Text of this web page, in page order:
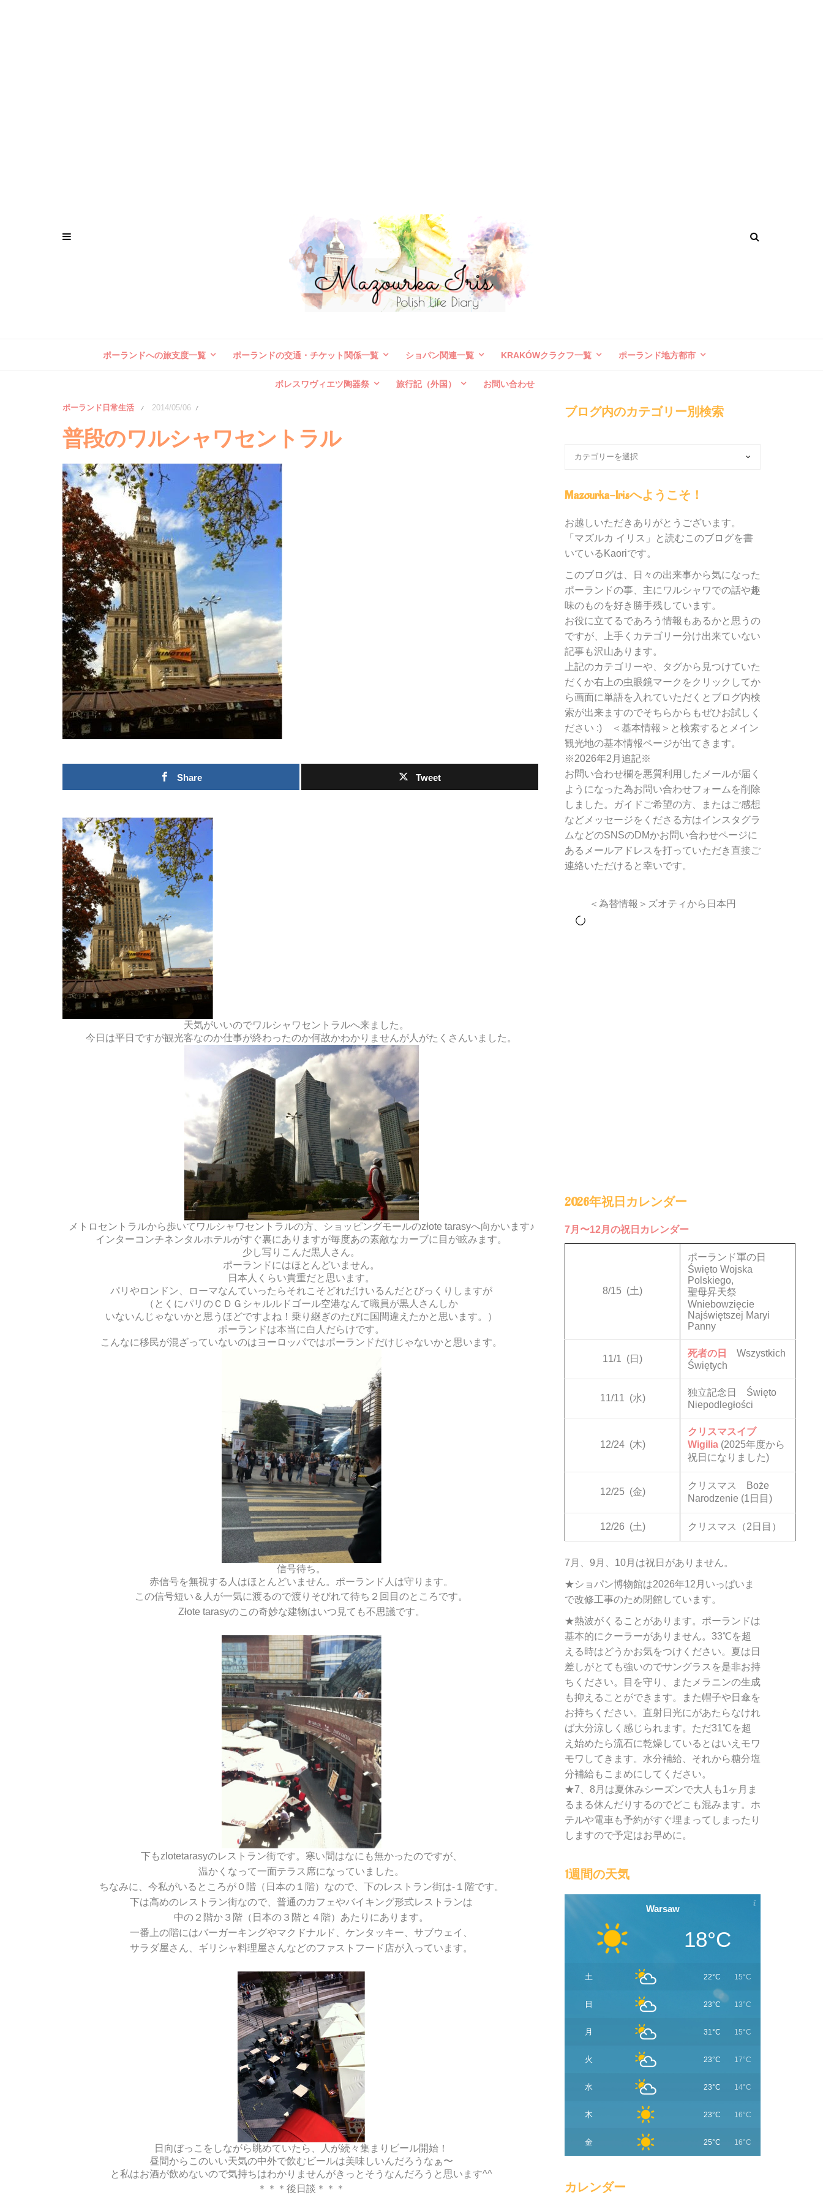
ポーランドへの旅支度一覧 ポーランドの交通・チケット関係一覧 ショパン関連一覧 KRAKÓWクラクフ一覧 ポーランド地方都市
ボレスワヴィエツ陶器祭 旅行記（外国） お問い合わせ
ポーランド日常生活 / 2014/05/06 /
普段のワルシャワセントラル
Share Tweet
天気がいいのでワルシャワセントラルへ来ました。
今日は平日ですが観光客なのか仕事が終わったのか何故かわかりませんが人がたくさんいました。
メトロセントラルから歩いてワルシャワセントラルの方、ショッピングモールのzłote tarasyへ向かいます♪
インターコンチネンタルホテルがすぐ裏にありますが毎度あの素敵なカーブに目が眩みます。
少し写りこんだ黒人さん。
ポーランドにはほとんどいません。
日本人くらい貴重だと思います。
パリやロンドン、ローマなんていったらそれこそどれだけいるんだとびっくりしますが
（とくにパリのＣＤＧシャルルドゴール空港なんて職員が黒人さんしか
いないんじゃないかと思うほどですよね！乗り継ぎのたびに国間違えたかと思います。）
ポーランドは本当に白人だらけです。
こんなに移民が混ざっていないのはヨーロッパではポーランドだけじゃないかと思います。
信号待ち。
赤信号を無視する人はほとんどいません。ポーランド人は守ります。
この信号短い＆人が一気に渡るので渡りそびれて待ち２回目のところです。
Złote tarasyのこの奇妙な建物はいつ見ても不思議です。
下もzlotetarasyのレストラン街です。寒い間はなにも無かったのですが、
温かくなって一面テラス席になっていました。
ちなみに、今私がいるところが０階（日本の１階）なので、下のレストラン街は‐１階です。
下は高めのレストラン街なので、普通のカフェやバイキング形式レストランは
中の２階か３階（日本の３階と４階）あたりにあります。
一番上の階にはバーガーキングやマクドナルド、ケンタッキー、サブウェイ、
サラダ屋さん、ギリシャ料理屋さんなどのファストフード店が入っています。
日向ぼっこをしながら眺めていたら、人が続々集まりビール開始！
昼間からこのいい天気の中外で飲むビールは美味しいんだろうなぁ〜
と私はお酒が飲めないので気持ちはわかりませんがきっとそうなんだろうと思います^^
＊＊＊後日談＊＊＊
ブログ内のカテゴリー別検索
内
の
テ
ゴ
リ
別
検
索
Mazourka-Irisへようこそ！
お越しいただきありがとうございます。
「マズルカ イリス」と読むこのブログを書
いているKaoriです。
このブログは、日々の出来事から気になった
ポーランドの事、主にワルシャワでの話や趣
味のものを好き勝手残しています。
お役に立てるであろう情報もあるかと思うの
ですが、上手くカテゴリー分け出来ていない
記事も沢山あります。
上記のカテゴリーや、タグから見つけていた
だくか右上の虫眼鏡マークをクリックしてか
ら画面に単語を入れていただくとブログ内検
索が出来ますのでそちらからもぜひお試しく
ださい :) ＜基本情報＞と検索するとメイン
観光地の基本情報ページが出てきます。
※2026年2月追記※
お問い合わせ欄を悪質利用したメールが届く
ようになった為お問い合わせフォームを削除
しました。ガイドご希望の方、またはご感想
などメッセージをくださる方はインスタグラ
ムなどのSNSのDMかお問い合わせページに
あるメールアドレスを打っていただき直接ご
連絡いただけると幸いです。
＜為替情報＞ズオティから日本円
2026年祝日カレンダー
7月〜12月の祝日カレンダー
8/15 (土)
ポーランド軍の日
Święto Wojska
Polskiego,
聖母昇天祭
Wniebowzięcie
Najświętszej Maryi
Panny
11/1 (日)
死者の日
Wszystkich
Świętych
11/11 (水)
独立記念日 Święto
Niepodległości
12/24 (木)
クリスマスイブ
Wigilia (2025年度から
祝日になりました)
12/25 (金)
クリスマス Boże
Narodzenie (1日目)
12/26 (土) クリスマス（2日目）
7月、9月、10月は祝日がありません。
★ショパン博物館は2026年12月いっぱいま
で改修工事のため閉館しています。
★熱波がくることがあります。ポーランドは
基本的にクーラーがありません。33℃を超
える時はどうかお気をつけください。夏は日
差しがとても強いのでサングラスを是非お持
ちください。目を守り、またメラニンの生成
も抑えることができます。また帽子や日傘を
お持ちください。直射日光にがあたらなけれ
ば大分涼しく感じられます。ただ31℃を超
え始めたら流石に乾燥しているとはいえモワ
モワしてきます。水分補給、それから糖分塩
分補給もこまめにしてください。
★7、8月は夏休みシーズンで大人も1ヶ月ま
るまる休んだりするのでどこも混みます。ホ
テルや電車も予約がすぐ埋まってしまったり
しますので予定はお早めに。
1週間の天気
Warsaw
18°C
土 22°C 15°C
日 23°C 13°C
月 31°C 15°C
火 23°C 17°C
水 23°C 14°C
木 23°C 16°C
金 25°C 16°C
カレンダー